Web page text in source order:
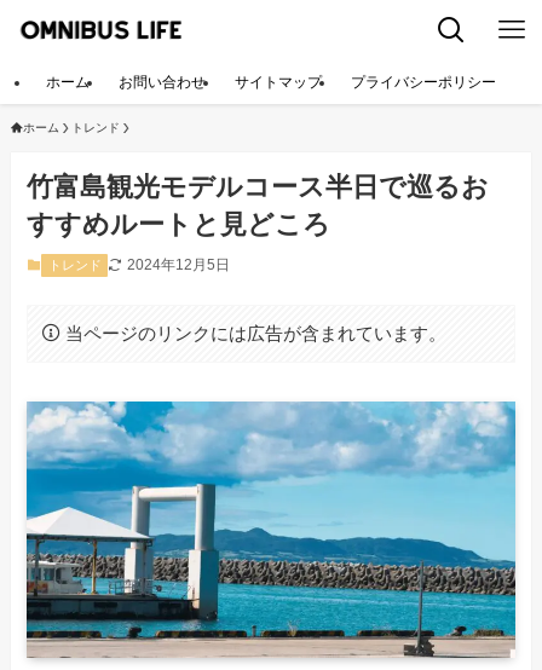
ホーム お問い合わせ サイトマップ プライバシーポリシー
ホーム トレンド
竹富島観光モデルコース半日で巡るお
すすめルートと見どころ
トレンド 2024年12月5日
当ページのリンクには広告が含まれています。